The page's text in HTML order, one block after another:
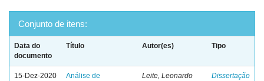
Conjunto de itens:
Data do
documento
Título Autor(es) Tipo
15-Dez-2020
Análise de
Leite, Leonardo
Dissertação